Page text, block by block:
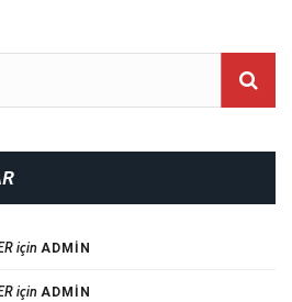
için ADMIN
için ADMIN